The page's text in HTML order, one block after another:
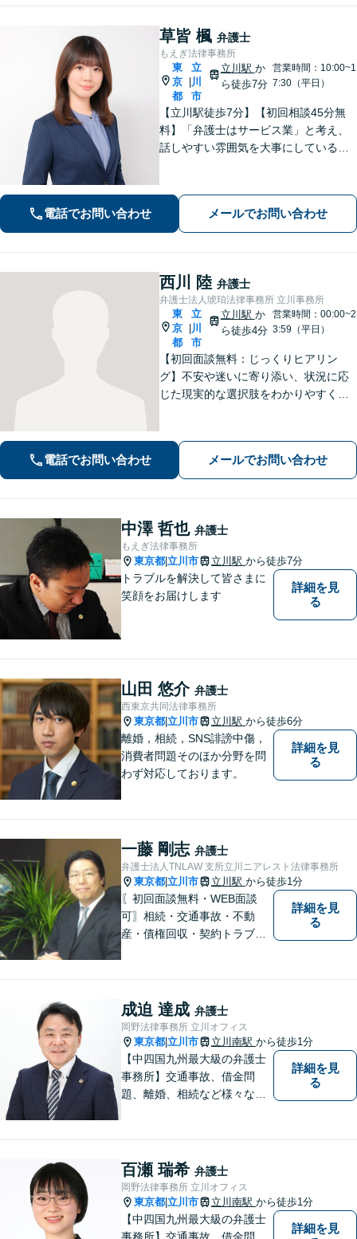
草皆 楓 弁護士
もえぎ法律事務所
東
京
都
立
川
市
立川駅 か
ら徒歩7分
営業時間：10:00~1
7:30（平日）
【立川駅徒歩7分】【初回相談45分無
料】「弁護士はサービス業」と考え、
話しやすい雰囲気を大事にしている事
を心がけています【離婚・男女問題／
相続・遺言／交通事故】
電話でお問い合わせ メールでお問い合わせ
西川 陸 弁護士
弁護士法人琥珀法律事務所 立川事務所
東
京
都
立
川
市
立川駅 か
ら徒歩4分
営業時間：00:00~2
3:59（平日）
【初回面談無料：じっくりヒアリン
グ】不安や迷いに寄り添い、状況に応
じた現実的な選択肢をわかりやすくご
対応】【電話・オンライン面談可】
電話でお問い合わせ メールでお問い合わせ
中澤 哲也 弁護士
もえぎ法律事務所
東京都 立川市 立川駅 から徒歩7分
トラブルを解決して皆さまに
笑顔をお届けします
詳細を見
る
山田 悠介 弁護士
西東京共同法律事務所
東京都 立川市 立川駅 から徒歩6分
離婚，相続，SNS誹謗中傷，
消費者問題そのほか分野を問
わず対応しております。
詳細を見
る
一藤 剛志 弁護士
弁護士法人TNLAW 支所立川ニアレスト法律事務所
東京都 立川市 立川駅 から徒歩1分
〖初回面談無料・WEB面談
可〗相続・交通事故・不動
産・債権回収・契約トラブル
詳細を見
る
成迫 達成 弁護士
岡野法律事務所 立川オフィス
東京都 立川市 立川南駅 から徒歩1分
【中四国九州最大級の弁護士
事務所】交通事故、借金問
題、離婚、相続など様々な問
い！
詳細を見
る
百瀬 瑞希 弁護士
岡野法律事務所 立川オフィス
東京都 立川市 立川南駅 から徒歩1分
【中四国九州最大級の弁護士
事務所】交通事故、借金問
詳細を見